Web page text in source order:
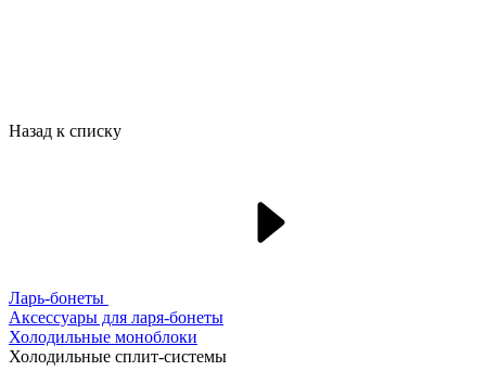
Назад к списку
Ларь-бонеты
Аксессуары для ларя-бонеты
Холодильные моноблоки
Холодильные сплит-системы